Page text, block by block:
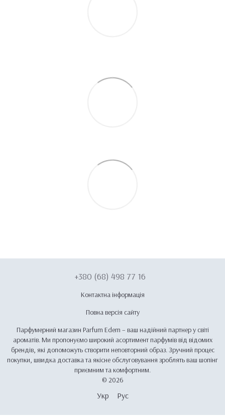
+380 (68) 498 77 16
Контактна інформація
Повна версія сайту
Парфумерний магазин Parfum Edem – ваш надійний партнер у світі
ароматів. Ми пропонуємо широкий асортимент парфумів від відомих
брендів, які допоможуть створити неповторний образ. Зручний процес
покупки, швидка доставка та якісне обслуговування зроблять ваш шопінг
приємним та комфортним.
© 2026
Укр Рус